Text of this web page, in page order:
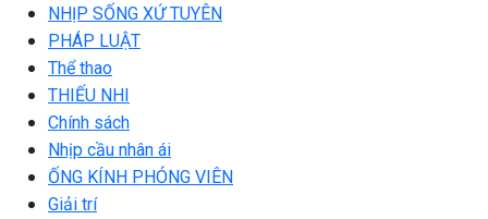
NHỊP SỐNG XỨ TUYÊN
PHÁP LUẬT
Thể thao
THIẾU NHI
Chính sách
Nhịp cầu nhân ái
ỐNG KÍNH PHÓNG VIÊN
Giải trí